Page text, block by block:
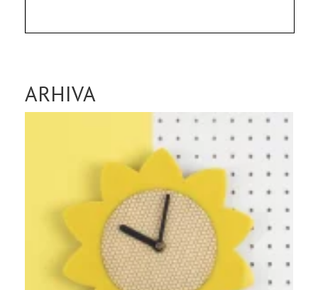
ARHIVA